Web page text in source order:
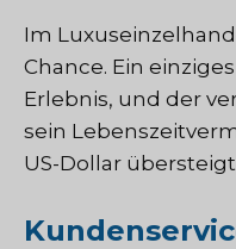
Im
Chance. Ein
Erlebnis, und der
sein
US-Dollar